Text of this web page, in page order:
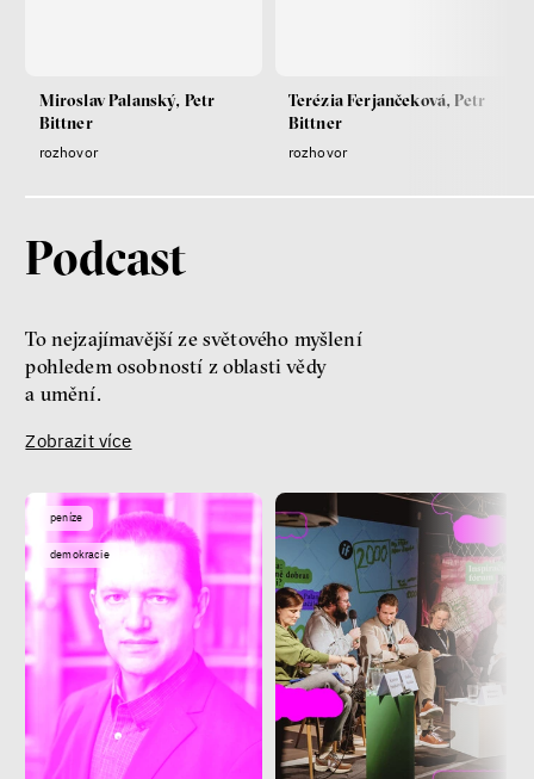
Miroslav Palanský, Petr
Bittner
rozhovor
Terézia Ferjančeková, Petr
Bittner
rozhovor
Podcast
To nejzajímavější ze světového myšlení
pohledem osobností z oblasti vědy
a umění.
Zobrazit více
peníze
demokracie